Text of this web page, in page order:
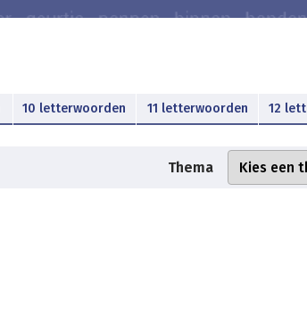
10 letterwoorden 11 letterwoorden 12
Thema